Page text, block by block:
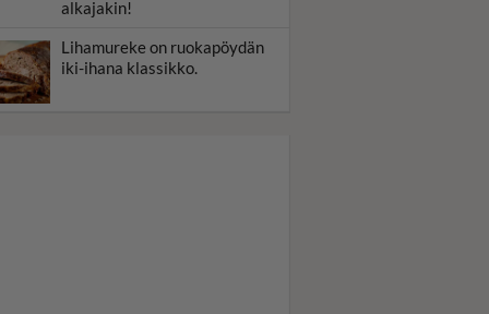
alkajakin!
Lihamureke on ruokapöydän
iki-ihana klassikko.